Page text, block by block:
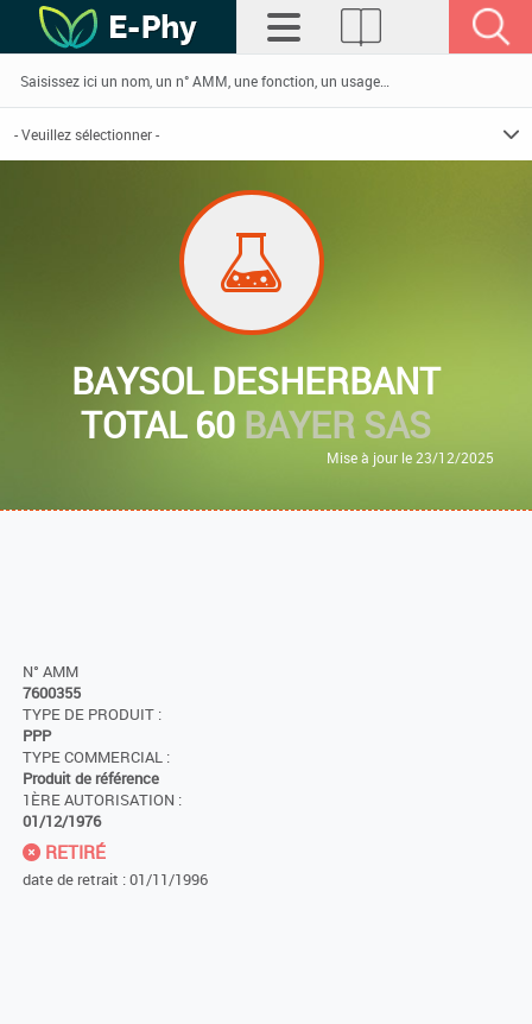
BAYSOL DESHERBANT
TOTAL 60 BAYER SAS
Mise à jour le 23/12/2025
N° AMM
7600355
TYPE DE PRODUIT :
PPP
TYPE COMMERCIAL :
Produit de référence
1ÈRE AUTORISATION :
01/12/1976
RETIRÉ
date de retrait : 01/11/1996